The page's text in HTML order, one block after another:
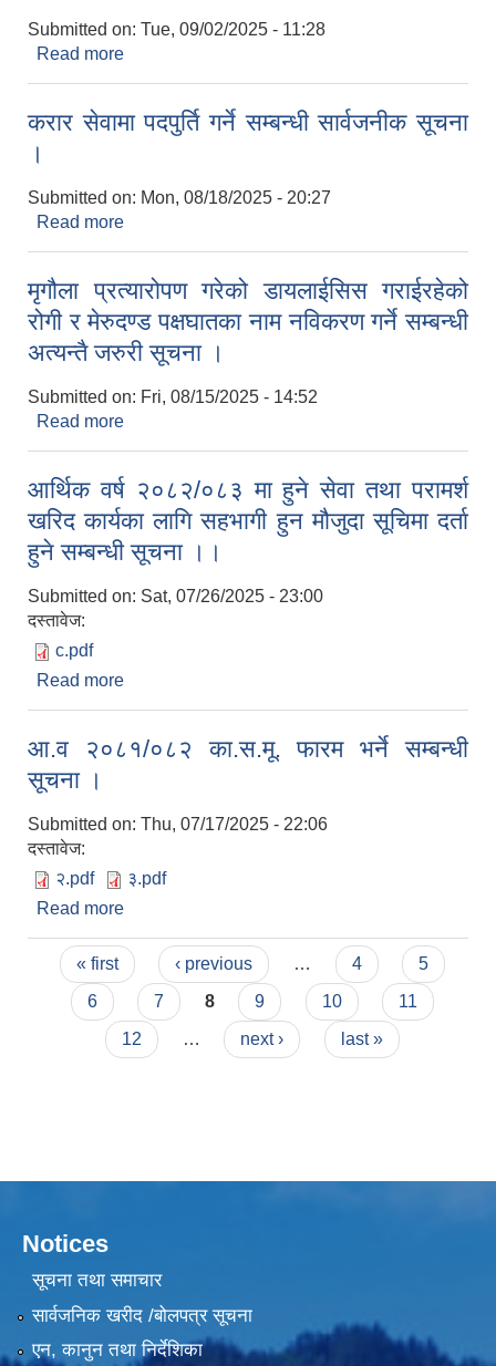
Submitted on: Tue, 09/02/2025 - 11:28
Read more
करार सेवामा पदपुर्ति गर्ने सम्बन्धी सार्वजनीक सूचना
।
Submitted on: Mon, 08/18/2025 - 20:27
Read more
मृगौला प्रत्यारोपण गरेको डायलाईसिस गराईरहेको
रोगी र मेरुदण्ड पक्षघातका नाम नविकरण गर्ने सम्बन्धी
अत्यन्तै जरुरी सूचना ।
Submitted on: Fri, 08/15/2025 - 14:52
Read more
आर्थिक वर्ष २०८२/०८३ मा हुने सेवा तथा परामर्श
खरिद कार्यका लागि सहभागी हुन मौजुदा सूचिमा दर्ता
हुने सम्बन्धी सूचना ।।
Submitted on: Sat, 07/26/2025 - 23:00
दस्तावेज:
c.pdf
Read more
आ.व २०८१/०८२ का.स.मू. फारम भर्ने सम्बन्धी
सूचना ।
Submitted on: Thu, 07/17/2025 - 22:06
दस्तावेज:
२.pdf
३.pdf
Read more
Pages
« first ‹ previous … 4
5
6
7 8 9 10
11
12
… next › last »
Notices
सूचना तथा समाचार
सार्वजनिक खरीद /बोलपत्र सूचना
एन, कानुन तथा निर्देशिका